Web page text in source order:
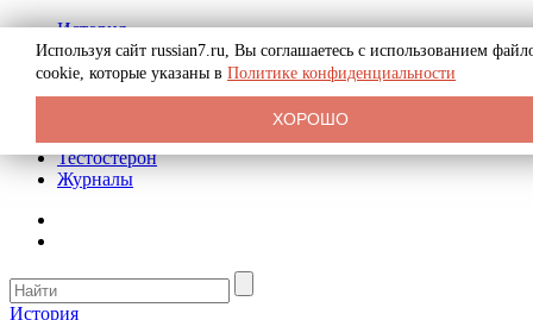
История
Биография
Криминал
Реклама на сайте
Тестостерон
Журналы
История
Используя сайт russian7.ru, Вы соглашаетесь с использованием
cookie, которые указаны в Политике конфиденциальности
ХОРОШО